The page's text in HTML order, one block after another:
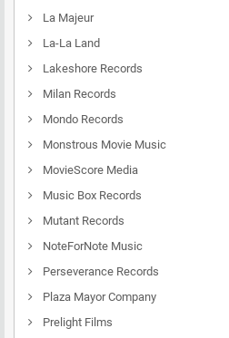
La Majeur
La-La Land
Lakeshore Records
Milan Records
Mondo Records
Monstrous Movie Music
MovieScore Media
Music Box Records
Mutant Records
NoteForNote Music
Perseverance Records
Plaza Mayor Company
Prelight Films